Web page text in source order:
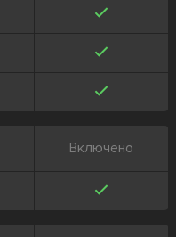
Включено